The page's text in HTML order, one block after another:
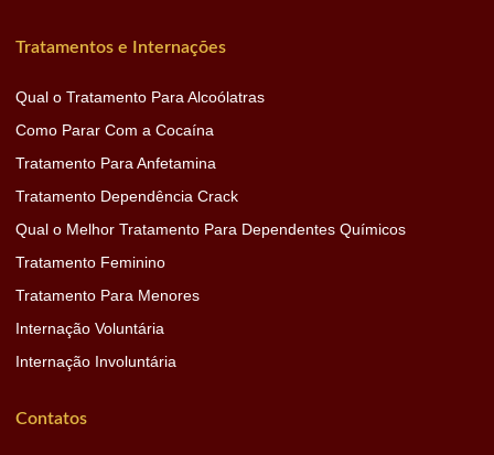
Tratamentos e Internações
Qual o Tratamento Para Alcoólatras
Como Parar Com a Cocaína
Tratamento Para Anfetamina
Tratamento Dependência Crack
Qual o Melhor Tratamento Para Dependentes Químicos
Tratamento Feminino
Tratamento Para Menores
Internação Voluntária
Internação Involuntária
Contatos